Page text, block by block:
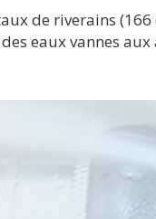
de riverains
eaux vannes